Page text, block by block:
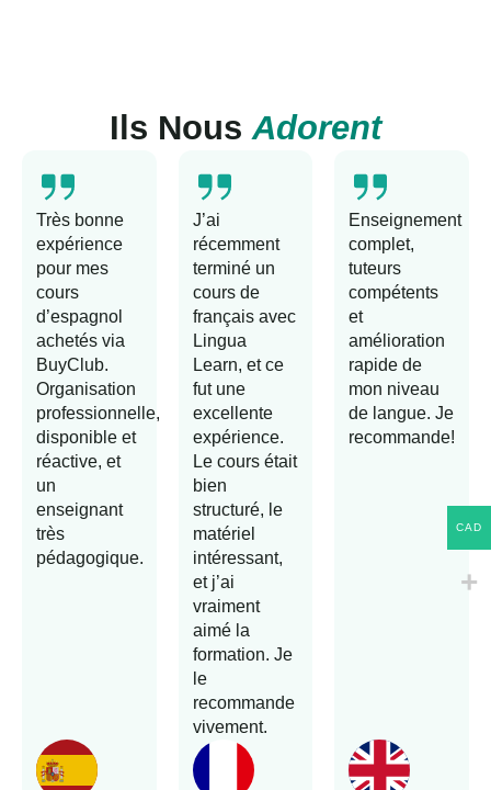
Ils NousAdorent
Très bonne
expérience
pour mes
cours
d’espagnol
achetés via
BuyClub.
Organisation
professionnelle,
disponible et
réactive, et
un
enseignant
très
pédagogique.
J’ai
récemment
terminé un
cours de
français avec
Lingua
Learn, et ce
fut une
excellente
expérience.
Le cours était
bien
structuré, le
matériel
intéressant,
et j’ai
vraiment
aimé la
formation. Je
le
recommande
vivement.
Enseignement
complet,
tuteurs
compétents
et
amélioration
rapide de
mon niveau
de langue. Je
recommande!
CAD